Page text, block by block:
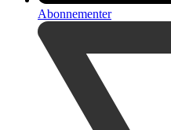
Abonnementer